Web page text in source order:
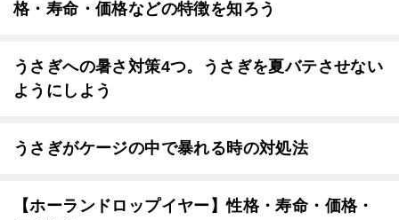
格・寿命・価格などの特徴を知ろう
うさぎへの暑さ対策4つ。うさぎを夏バテさせない
ようにしよう
うさぎがケージの中で暴れる時の対処法
【ホーランドロップイヤー】性格・寿命・価格・